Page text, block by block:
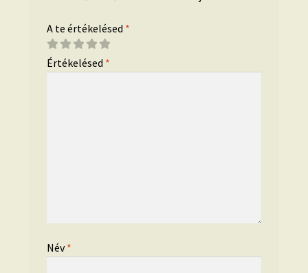
A te értékelésed *
Értékelésed *
Név*